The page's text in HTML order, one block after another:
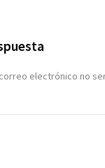
electrónico no